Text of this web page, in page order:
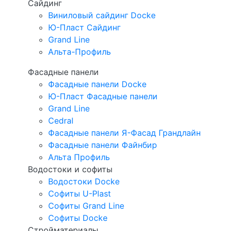
Сайдинг
Виниловый сайдинг Docke
Ю-Пласт Сайдинг
Grand Line
Альта-Профиль
Фасадные панели
Фасадные панели Docke
Ю-Пласт Фасадные панели
Grand Line
Cedral
Фасадные панели Я-Фасад Грандлайн
Фасадные панели Файнбир
Альта Профиль
Водостоки и софиты
Водостоки Docke
Софиты U-Plast
Софиты Grand Line
Софиты Docke